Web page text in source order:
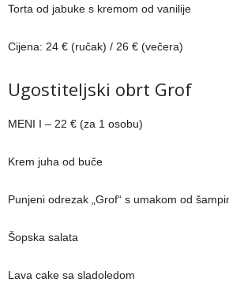
Torta od jabuke s kremom od vanilije
Cijena: 24 € (ručak) / 26 € (večera)
Ugostiteljski obrt Grof
MENI I – 22 € (za 1 osobu)
Krem juha od buče
Punjeni odrezak „Grof“ s umakom od
Šopska salata
Lava cake sa sladoledom